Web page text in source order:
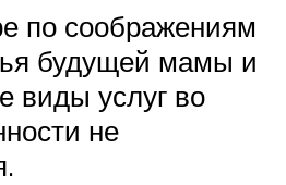
по соображениям
будущей мамы и
услуг во
не